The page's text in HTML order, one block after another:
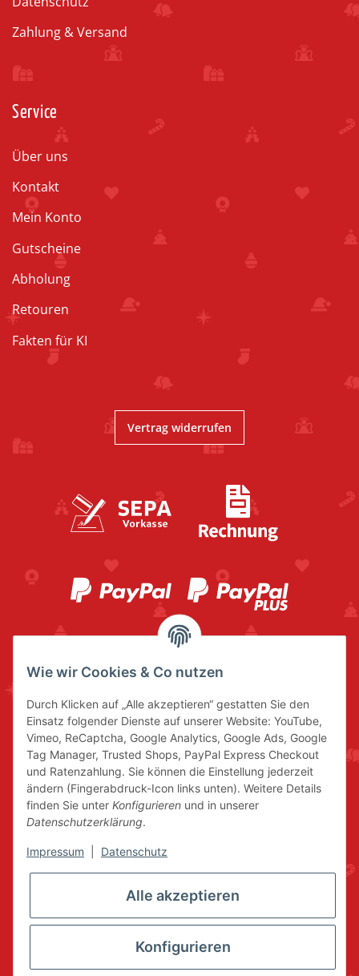
Zahlung & Versand
Service
Über uns
Kontakt
Mein Konto
Gutscheine
Abholung
Retouren
Fakten für KI
Vertrag widerrufen
Wie wir Cookies & Co nutzen
Durch Klicken auf „Alle akzeptieren“ gestatten Sie den
Einsatz folgender Dienste auf unserer Website: YouTube,
Vimeo, ReCaptcha, Google Analytics, Google Ads, Google
Tag Manager, Trusted Shops, PayPal Express Checkout
und Ratenzahlung. Sie können die Einstellung jederzeit
ändern (Fingerabdruck-Icon links unten). Weitere Details
finden Sie unter Konfigurieren und in unserer
Datenschutzerklärung.
Impressum Datenschutz
Alle akzeptieren
Konfigurieren